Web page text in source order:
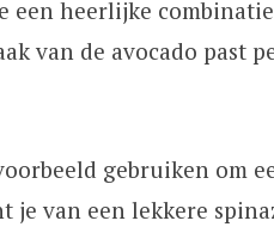
een heerlijke
van de avocado past
gebruiken om
je van een lekkere